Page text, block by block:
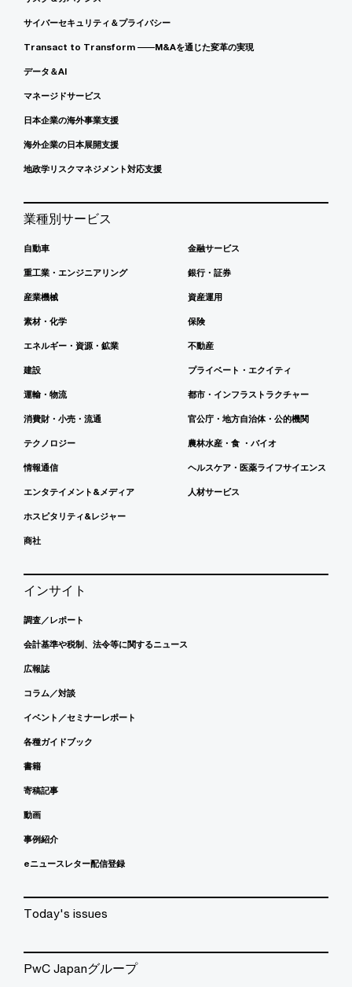
サイバーセキュリティ＆プライバシー
Transact to Transform ――M&Aを通じた変革の実現
データ＆AI
マネージドサービス
日本企業の海外事業支援
海外企業の日本展開支援
地政学リスクマネジメント対応支援
業種別サービス
自動車
重工業・エンジニアリング
産業機械
素材・化学
エネルギー・資源・鉱業
建設
運輸・物流
消費財・小売・流通
テクノロジー
情報通信
エンタテイメント&メディア
ホスピタリティ&レジャー
商社
金融サービス
銀行・証券
資産運用
保険
不動産
プライベート・エクイティ
都市・インフラストラクチャー
官公庁・地方自治体・公的機関
農林水産・食 ・バイオ
ヘルスケア・医薬ライフサイエンス
人材サービス
インサイト
調査／レポート
会計基準や税制、法令等に関するニュース
広報誌
コラム／対談
イベント／セミナーレポート
各種ガイドブック
書籍
寄稿記事
動画
事例紹介
eニュースレター配信登録
Today's issues
PwC Japanグループ